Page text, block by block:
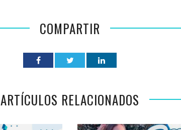
COMPARTIR
ARTÍCULOS RELACIONADOS